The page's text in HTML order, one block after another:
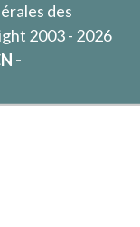
des
2003 - 2026
-